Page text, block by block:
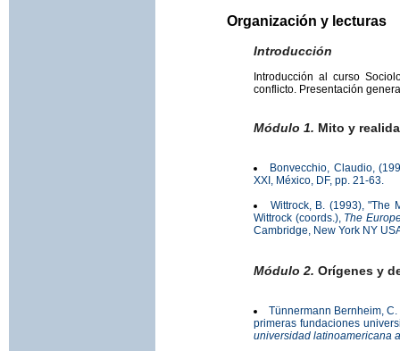
Organización y lecturas
Introducción
Introducción al curso
conflicto. Presentación
Módulo 1. Mito y
Bonvecchio, Claudio,
XXI, México, DF, pp. 21-63.
Wittrock, B. (1993), "The
Wittrock (coords.), The
Cambridge, New York NY
Módulo 2. Orígenes y
Tünnermann Bernheim,
primeras fundaciones
universidad latinoamericana